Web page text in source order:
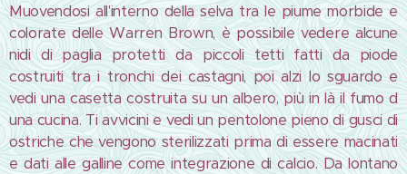
Muovendosi all'interno della selva tra le piume morbide e
colorate delle Warren Brown, è possibile vedere alcune
nidi di paglia protetti da piccoli tetti fatti da piode
costruiti tra i tronchi dei castagni, poi alzi lo sguardo e
vedi una casetta costruita su un albero, più in là il fumo d
una cucina. Ti avvicini e vedi un pentolone pieno di gusci di
ostriche che vengono sterilizzati prima di essere macinati
e dati alle galline come integrazione di calcio. Da lontano